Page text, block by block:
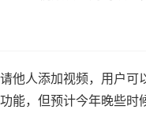
他人添加视频，用户可
能，但预计今年晚些时